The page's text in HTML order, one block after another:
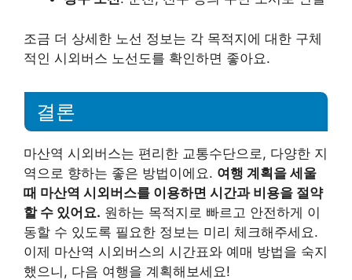
조금 더 상세한 노선 정보는 각 목적지에 대한 구체
적인 시외버스 노선도를 확인하면 좋아요.
결론
마산역 시외버스는 편리한 교통수단으로, 다양한 지
역으로 향하는 좋은 방법이에요. 여행 계획을 세울
때 마산역 시외버스를 이용하면 시간과 비용을 절약
할 수 있어요. 원하는 목적지로 빠르고 안전하게 이
동할 수 있도록 필요한 정보는 미리 체크해주세요.
이제 마산역 시외버스의 시간표와 예매 방법을 숙지
했으니, 다음 여행을 계획해보세요!